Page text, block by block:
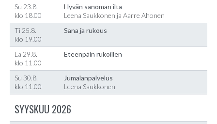
Su 23.8.
klo 18.00
Hyvän sanoman ilta
Leena Saukkonen ja Aarre Ahonen
Ti 25.8.
klo 19.00
Sana ja rukous
La 29.8.
klo 11.00
Eteenpäin rukoillen
Su 30.8.
klo 11.00
Jumalanpalvelus
Leena Saukkonen
SYYSKUU 2026